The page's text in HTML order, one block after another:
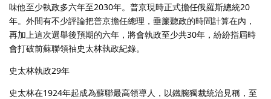
味他至少執政多六年至2030年。普京現時正式擔任俄羅斯總統20
年。外間有不少評論把普京擔任總理，垂簾聽政的時間計算在內，
再加上這次選舉後預期的六年，將會執政至少共30年，紛紛指屆時
會打破前蘇聯領䄂史太林執政紀錄。
史太林執政29年
史太林在1924年起成為蘇聯最高領導人，以鐵腕獨裁統治見稱，至